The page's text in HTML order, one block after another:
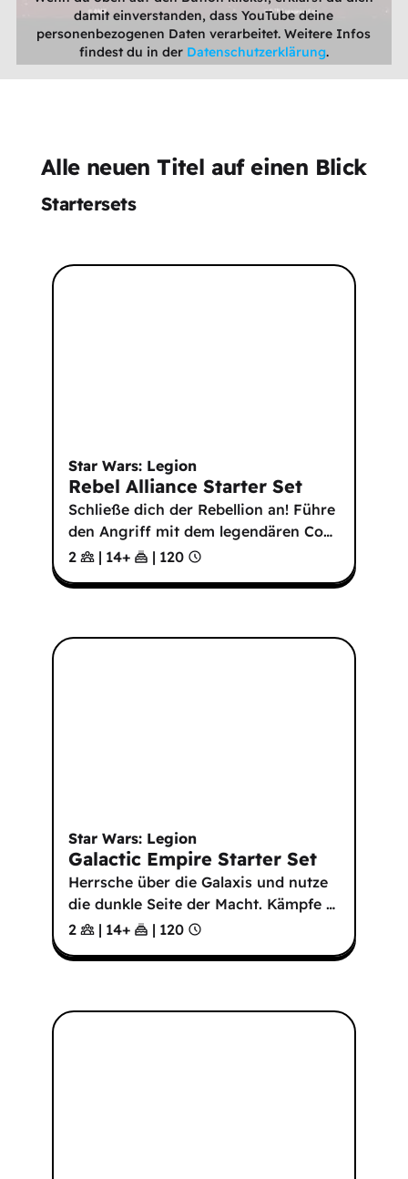
damit einverstanden, dass YouTube deine
personenbezogenen Daten verarbeitet. Weitere Infos
findest du in der Datenschutzerklärung.
Alle neuen Titel auf einen Blick
Startersets
Star Wars: Legion
Rebel Alliance Starter Set
Schließe dich der Rebellion an! Führe
den Angriff mit dem legendären Co…
2
| 14+ | 120
Star Wars: Legion
Galactic Empire Starter Set
Herrsche über die Galaxis und nutze
die dunkle Seite der Macht. Kämpfe …
2
| 14+ | 120